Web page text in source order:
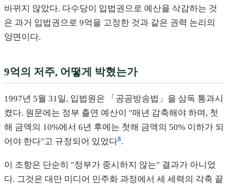
바뀌지 않았다. 다수당이 입법권으로 예산을 삭감하는 것
은 과거 입법권으로 9억을 고정한 것과 같은 권력 논리의
양면이다.
9억의 저주, 어떻게 박혔는가
1997년 5월 31일, 입법원은 「공공방송법」을 삼독 통과시
켰다. 원문에는 정부 출연 예산이 "매년 감축해야 하며, 첫
해 금액의 10%에서 6년 후에는 첫해 금액의 50% 이하가 되
어야 한다"고 규정되어 있었다8.
이 조항은 단순히 "정부가 중시하지 않는" 결과가 아니었
다. 그것은 대만 미디어 민주화 과정에서 세 세력의 각축 끝